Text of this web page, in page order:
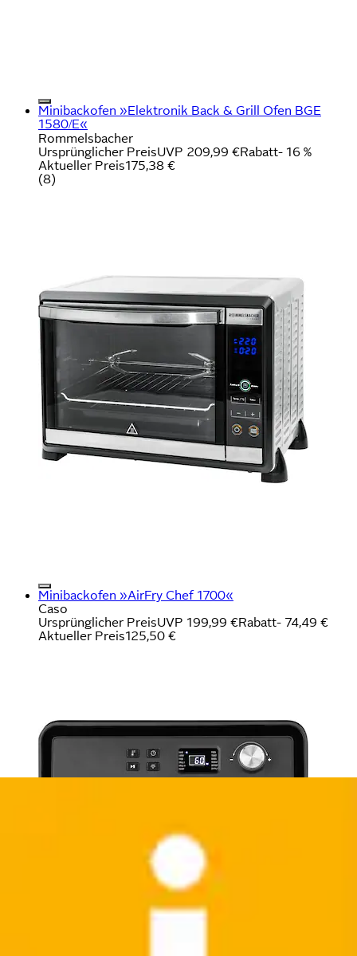
Minibackofen »Elektronik Back & Grill Ofen BGE
1580/E«
Rommelsbacher
Ursprünglicher PreisUVP 209,99 €Rabatt- 16 %
Aktueller Preis175,38 €
(8)
Minibackofen »AirFry Chef 1700«
Caso
Ursprünglicher PreisUVP 199,99 €Rabatt- 74,49 €
Aktueller Preis125,50 €